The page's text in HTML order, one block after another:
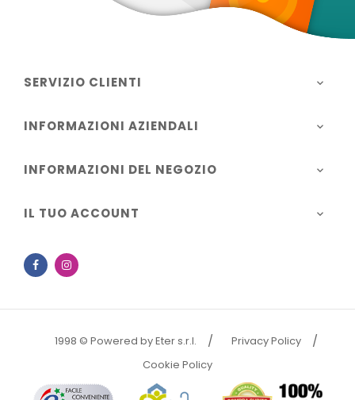
SERVIZIO CLIENTI 
INFORMAZIONI AZIENDALI 
INFORMAZIONI DEL NEGOZIO 
IL TUO ACCOUNT 
Facebook
1998 © Powered by Eter s.r.l.
Privacy Policy
Cookie Policy